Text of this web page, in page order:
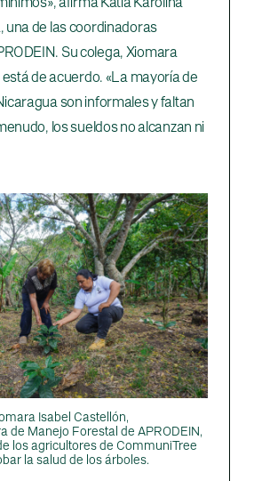
una de las coordinadoras
Su colega, Xiomara
de acuerdo. «La mayoría de
son informales y faltan
los sueldos no alcanzan ni
Isabel Castellón,
de Manejo Forestal de APRODEIN,
los agricultores de CommuniTree
la salud de los árboles.